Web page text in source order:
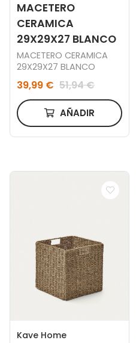
MACETERO
CERAMICA
29X29X27 BLANCO
MACETERO CERAMICA
29X29X27 BLANCO
39,99 € 51,94 €
AÑADIR
Kave Home